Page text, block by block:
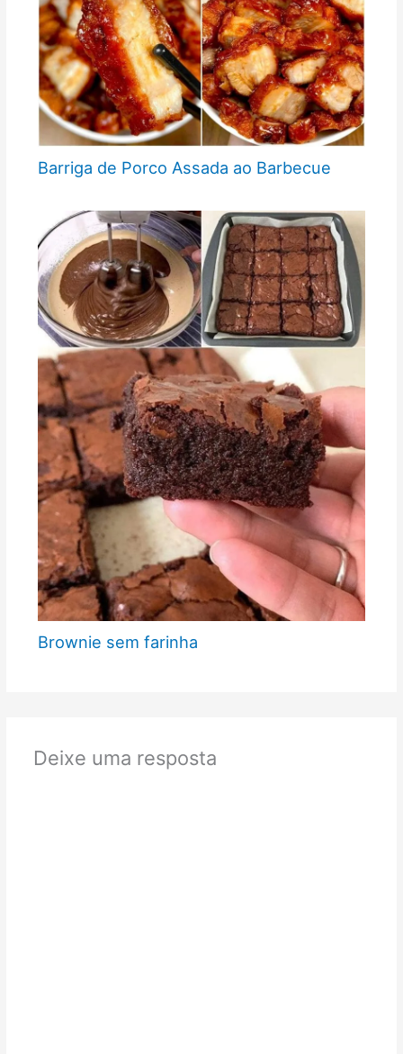
Barriga de Porco Assada ao Barbecue
Brownie sem farinha
Deixe uma resposta